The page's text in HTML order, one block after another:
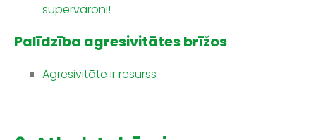
supervaroni!
Palīdzība agresivitātes brīžos
Agresivitāte ir resurss